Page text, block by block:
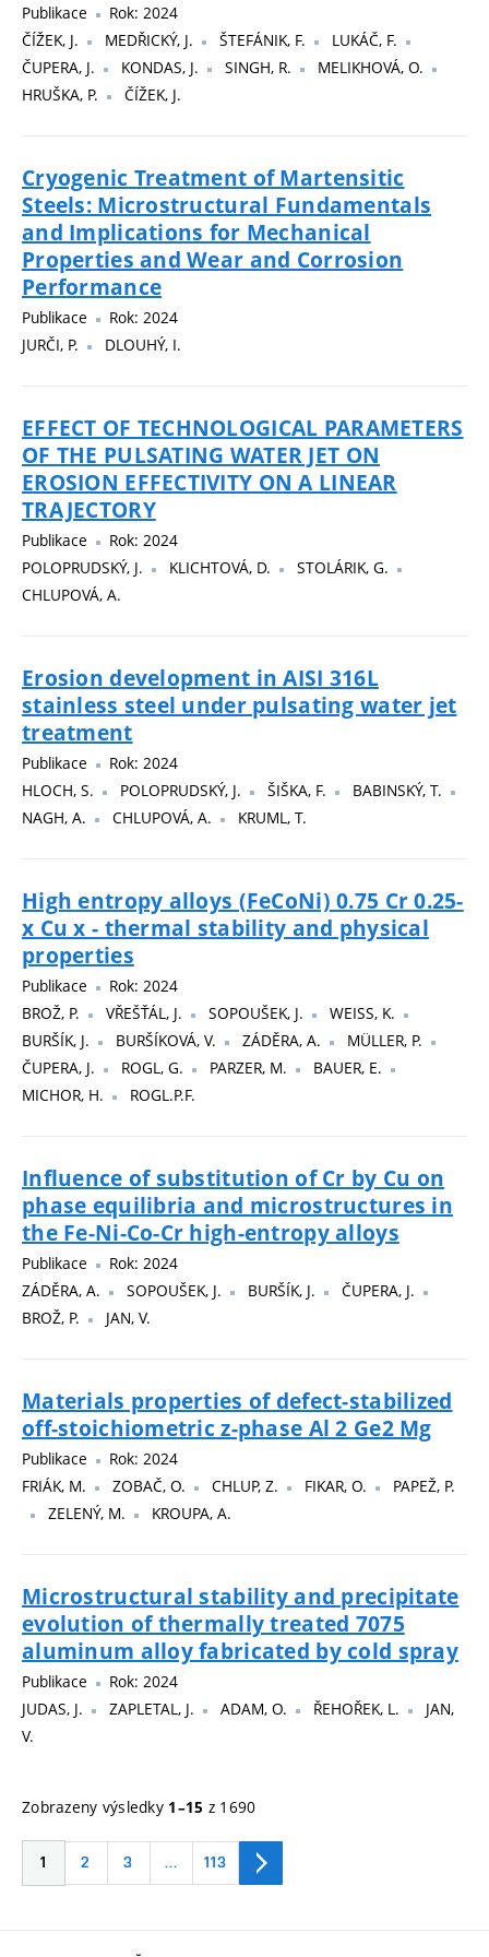
Publikace
Rok: 2024
ČÍŽEK, J.
MEDŘICKÝ, J. ŠTEFÁNIK, F.
LUKÁČ, F.
ČUPERA, J.
KONDAS, J. SINGH, R.
MELIKHOVÁ, O.
HRUŠKA, P.
ČÍŽEK, J.
Cryogenic Treatment of Martensitic
Steels: Microstructural Fundamentals
and Implications for Mechanical
Properties and Wear and Corrosion
Performance
Publikace
Rok: 2024
JURČI, P.
DLOUHÝ, I.
EFFECT OF TECHNOLOGICAL PARAMETERS
OF THE PULSATING WATER JET ON
EROSION EFFECTIVITY ON A LINEAR
TRAJECTORY
Publikace
Rok: 2024
POLOPRUDSKÝ, J.
KLICHTOVÁ, D.
STOLÁRIK, G.
CHLUPOVÁ, A.
Erosion development in AISI 316L
stainless steel under pulsating water jet
treatment
Publikace
Rok: 2024
HLOCH, S.
POLOPRUDSKÝ, J. ŠIŠKA, F.
BABINSKÝ, T.
NAGH, A.
CHLUPOVÁ, A. KRUML, T.
High entropy alloys (FeCoNi) 0.75 Cr 0.25-
x Cu x - thermal stability and physical
properties
Publikace
Rok: 2024
BROŽ, P.
VŘEŠŤÁL, J. SOPOUŠEK, J.
WEISS, K.
BURŠÍK, J.
BURŠÍKOVÁ, V. ZÁDĚRA, A.
MÜLLER, P.
ČUPERA, J.
ROGL, G. PARZER, M.
BAUER, E.
MICHOR, H.
ROGL.P.F.
Influence of substitution of Cr by Cu on
phase equilibria and microstructures in
the Fe-Ni-Co-Cr high-entropy alloys
Publikace
Rok: 2024
ZÁDĚRA, A.
SOPOUŠEK, J. BURŠÍK, J.
ČUPERA, J.
BROŽ, P.
JAN, V.
Materials properties of defect-stabilized
off-stoichiometric z-phase Al 2 Ge2 Mg
Publikace
Rok: 2024
FRIÁK, M.
ZOBAČ, O. CHLUP, Z. FIKAR, O.
PAPEŽ, P.
ZELENÝ, M.
KROUPA, A.
Microstructural stability and precipitate
evolution of thermally treated 7075
aluminum alloy fabricated by cold spray
Publikace
Rok: 2024
JUDAS, J.
ZAPLETAL, J. ADAM, O. ŘEHOŘEK, L.
JAN,
V.
Zobrazeny výsledky 1–15 z 1690
1 2 3 … 113